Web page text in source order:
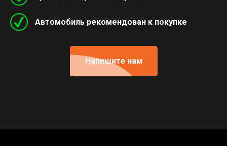
Автомобиль рекомендован к покупке
Напишите нам